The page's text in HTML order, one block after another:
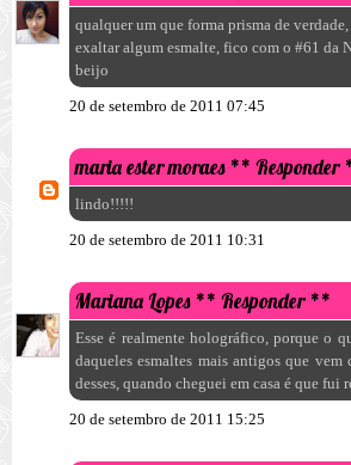
qualquer um que forma prisma de
exaltar algum esmalte, fico com o #61 da
beijo
20 de setembro de 2011 07:45
maria ester moraes ** Responder
lindo!!!!!
20 de setembro de 2011 10:31
Mariana Lopes ** Responder **
Esse é realmente holográfico, porque o
daqueles esmaltes mais antigos que
desses, quando cheguei em casa é que
20 de setembro de 2011 15:25